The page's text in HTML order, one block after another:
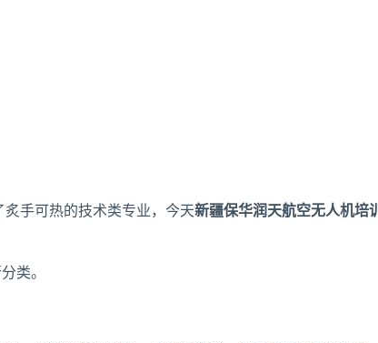
手可热的技术类专业，今天新疆保华润天航空无人机培训
类。